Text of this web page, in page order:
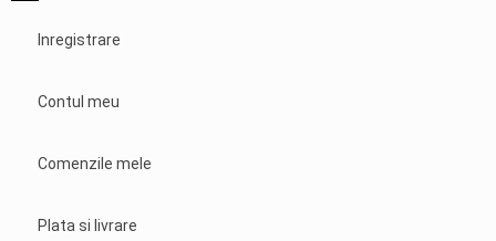
Inregistrare
Contul meu
Comenzile mele
Plata si livrare